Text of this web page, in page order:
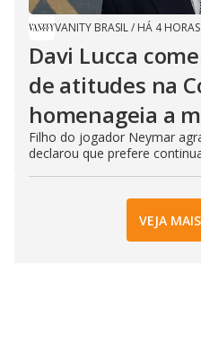
VANITY BRASIL/ HÁ 4 HORAS
Davi Lucca
de atitudes na
homenageia a
Filho do jogador Neymar
declarou que prefere
VEJA